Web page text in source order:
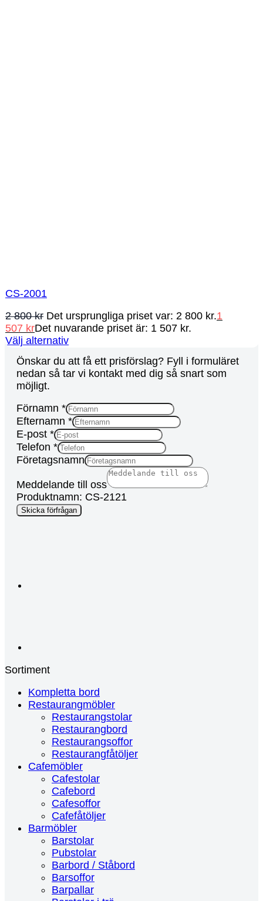
CS-2001
2 800kr Det ursprungliga priset var: 2 800 kr.1
507 krDet nuvarande priset är: 1 507 kr.
Välj alternativ
Önskar du att få ett prisförslag? Fyll i formuläret
nedan så tar vi kontakt med dig så snart som
möjligt.
Förnamn *
Efternamn *
E-post *
Telefon *
Företagsnamn
Meddelande till oss
Produktnamn: CS-2121
Page
Skicka förfrågan
Sortiment
Kompletta bord
Restaurangmöbler
Restaurangstolar
Restaurangbord
Restaurangsoffor
Restaurangfåtöljer
Cafemöbler
Cafestolar
Cafebord
Cafesoffor
Cafefåtöljer
Barmöbler
Barstolar
Pubstolar
Barbord / Ståbord
Barsoffor
Barpallar